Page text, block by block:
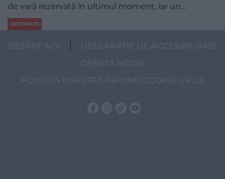
de vară rezervată în ultimul moment, iar un…
DESTINAȚII